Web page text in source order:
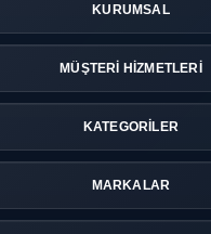
KURUMSAL
MÜŞTERİ HİZMETLERİ
KATEGORİLER
MARKALAR